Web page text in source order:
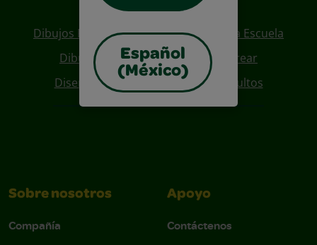
Español
(México)
Also of Interest
Dibujos Para Colorear De Regreso A La Escuela
Dibujos De Personajes Para Colorear
Diseños Para Coloreables Para Adultos
Sobre nosotros
Compañía
Apoyo
Contáctenos